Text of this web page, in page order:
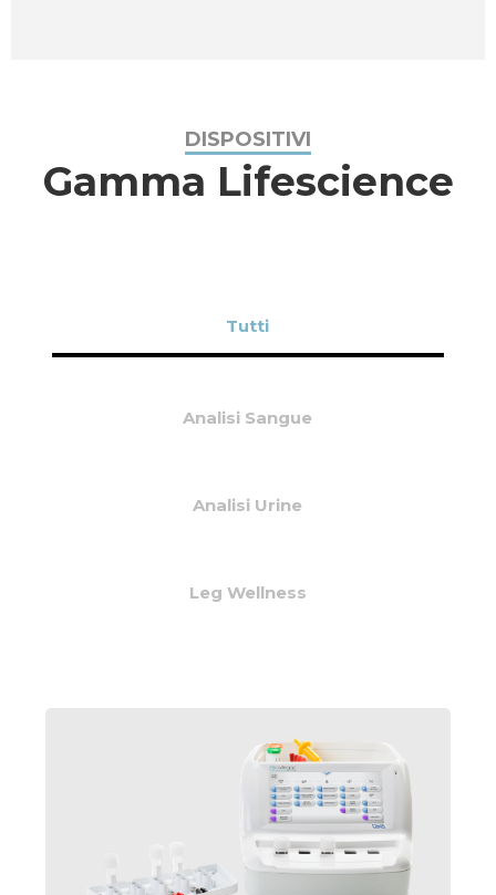
DISPOSITIVI
Gamma Lifescience
Tutti
Analisi Sangue
Analisi Urine
Leg Wellness